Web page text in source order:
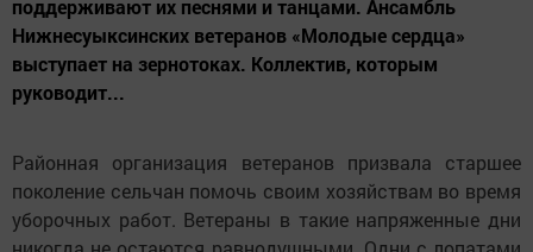
поддерживают их песнями и танцами. Ансамбль
Нижнесуыксинских ветеранов «Молодые сердца»
выступает на зернотоках. Коллектив, которым
руководит...
Районная организация ветеранов призвала старшее
поколение сельчан помочь своим хозяйствам во время
уборочных работ. Ветераны в такие напряженные дни